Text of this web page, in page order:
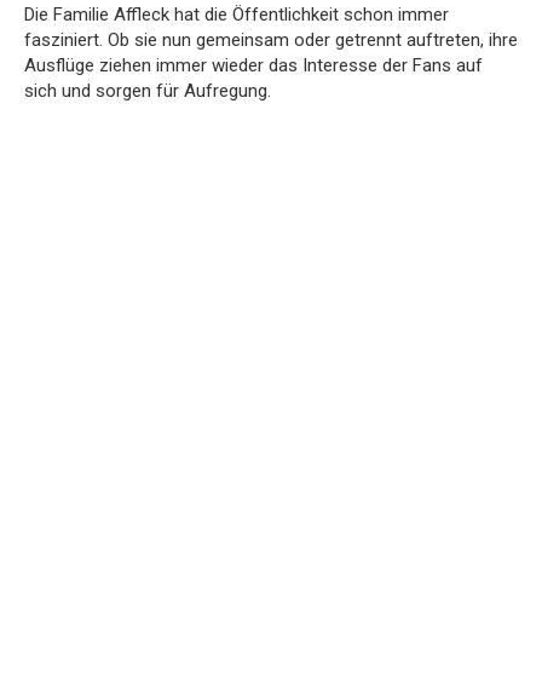
Die Familie Affleck hat die Öffentlichkeit schon immer
fasziniert. Ob sie nun gemeinsam oder getrennt auftreten, ihre
Ausflüge ziehen immer wieder das Interesse der Fans auf
sich und sorgen für Aufregung.